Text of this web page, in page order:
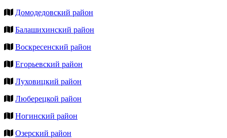
Домодедовский район
Балашихинский район
Воскресенский район
Егорьевский район
Луховицкий район
Люберецкой район
Ногинский район
Озерский район